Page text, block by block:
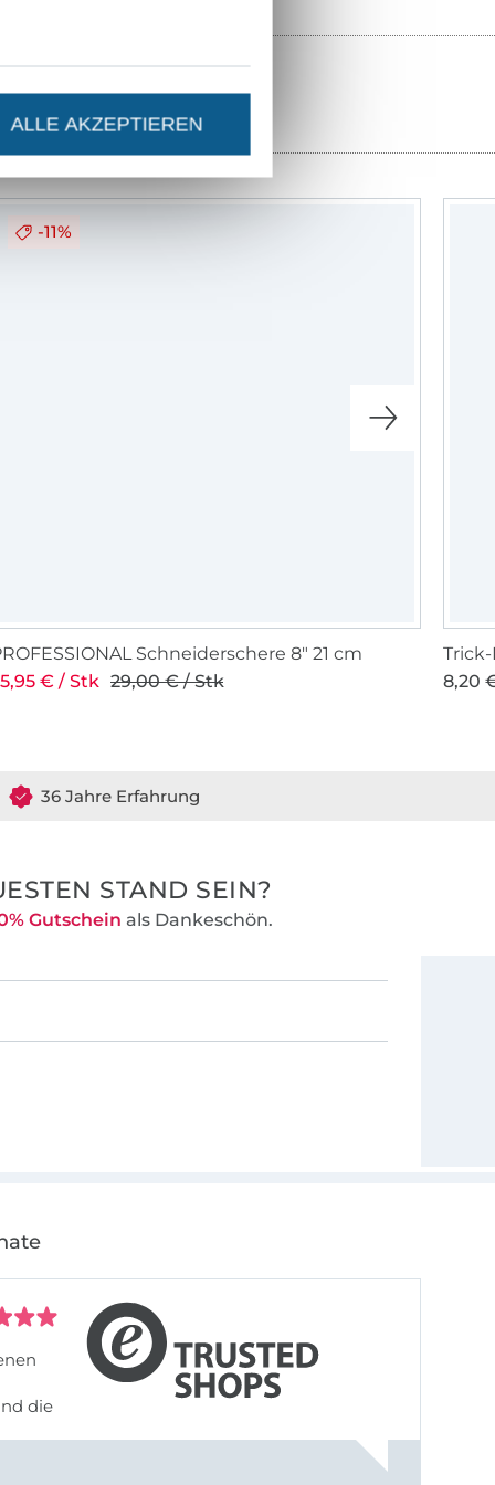
und auch
du mich
"Nähen
-11%
Schneiderschere 8" 21 cm
€ / Stk 29,00 € / Stk
8,20
36 Jahre Erfahrung
STAND SEIN?
Gutschein als Dankeschön.
die
ALLE AKZEPTIEREN